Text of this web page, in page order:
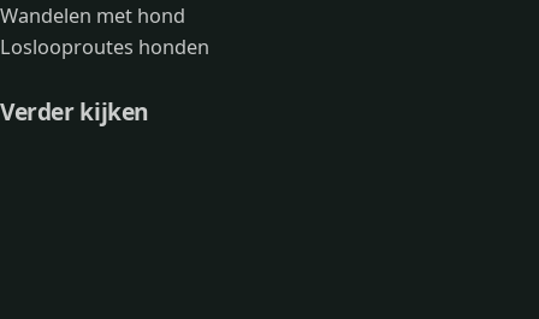
Wandelen met hond
Loslooproutes honden
Verder kijken